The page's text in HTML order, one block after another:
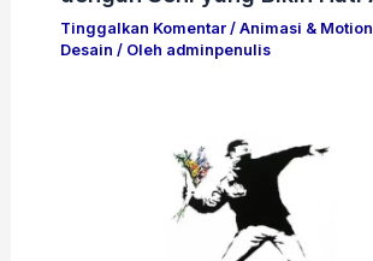
Tinggalkan Komentar / Animasi & Motion
Desain / Oleh adminpenulis